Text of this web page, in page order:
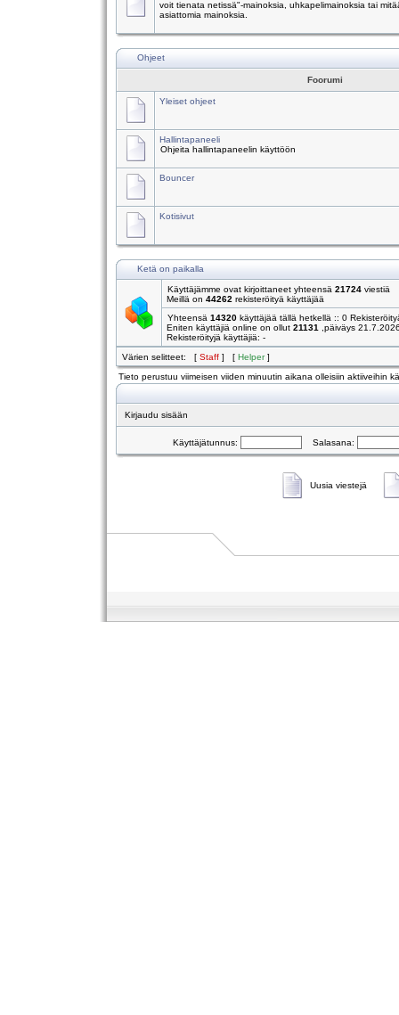
voit tienata netissä"-mainoksia, uhkapelimainoksia tai
asiattomia mainoksia.
Ohjeet
Foorumi
Yleiset ohjeet
Hallintapaneeli
Ohjeita hallintapaneelin käyttöön
Bouncer
Kotisivut
Ketä on paikalla
Käyttäjämme ovat kirjoittaneet yhteensä 21724 viestiä
Meillä on 44262 rekisteröityä käyttäjää
Yhteensä 14320 käyttäjää tällä hetkellä :: 0
Eniten käyttäjiä online on ollut 21131
,päiväys
Rekisteröityjä käyttäjiä: -
Värien selitteet: [ Staff ] [ Helper]
Tieto perustuu viimeisen viiden minuutin aikana olleisiin aktiiveihin
Kirjaudu sisään
Käyttäjätunnus: Salasana:
Uusia viestejä